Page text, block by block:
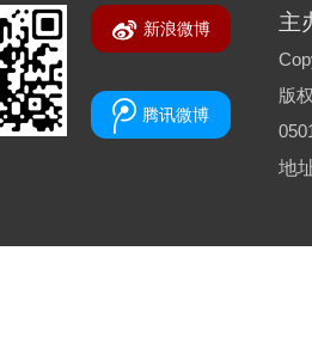
新浪微博
腾讯微博
主
版
地